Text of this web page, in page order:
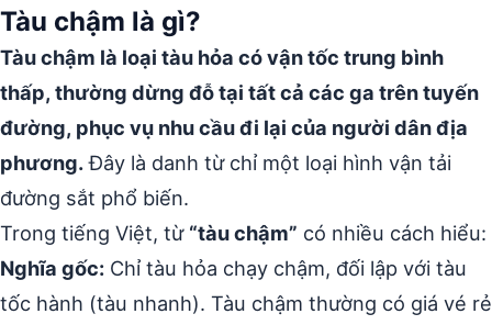
Tàu chậm là gì?
Tàu chậm là loại tàu hỏa có vận tốc trung bình
thấp, thường dừng đỗ tại tất cả các ga trên tuyến
đường, phục vụ nhu cầu đi lại của người dân địa
phương.Đây là danh từ chỉ một loại hình vận tải
đường sắt phổ biến.
Trong tiếng Việt, từ “tàu chậm” có nhiều cách hiểu:
Nghĩa gốc: Chỉ tàu hỏa chạy chậm, đối lập với tàu
tốc hành (tàu nhanh). Tàu chậm thường có giá vé rẻ